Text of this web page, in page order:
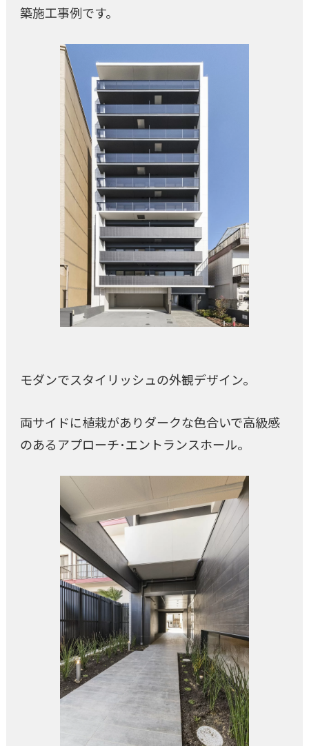
築施工事例です。
モダンでスタイリッシュの外観デザイン。
両サイドに植栽がありダークな色合いで高級感
のあるアプローチ･エントランスホール。